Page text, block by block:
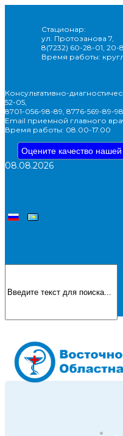
Стационар:
ул. Протозанова 7,
8(7232) 60-28-01, 20-
Время работы:
Консультативно-
52-05,
8701-056-98-89, 8776-569-89-98
Email приемной главного
Время работы: 08.00-17.00
Оцените качество
08.08.2026